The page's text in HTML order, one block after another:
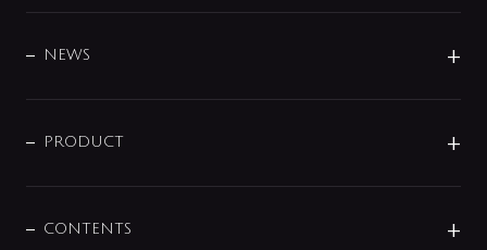
DESIGN
NEWS
商品に関して
その他
PRODUCT
センサー・タッチ水栓
CONTENTS